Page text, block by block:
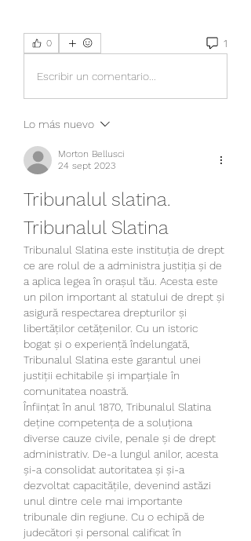
0 1
Escribir un comentario...
Lo más nuevo
Morton Bellusci
24 sept 2023
Tribunalul slatina.
Tribunalul Slatina
Tribunalul Slatina este instituția de drept
ce are rolul de a administra justiția și de
a aplica legea în orașul tău. Acesta este
un pilon important al statului de drept și
asigură respectarea drepturilor și
libertăților cetățenilor. Cu un istoric
bogat și o experiență îndelungată,
Tribunalul Slatina este garantul unei
justiții echitabile și imparțiale în
comunitatea noastră.
Înființat în anul 1870, Tribunalul Slatina
deține competența de a soluționa
diverse cauze civile, penale și de drept
administrativ. De-a lungul anilor, acesta
și-a consolidat autoritatea și și-a
dezvoltat capacitățile, devenind astăzi
unul dintre cele mai importante
tribunale din regiune. Cu o echipă de
judecători și personal calificat în